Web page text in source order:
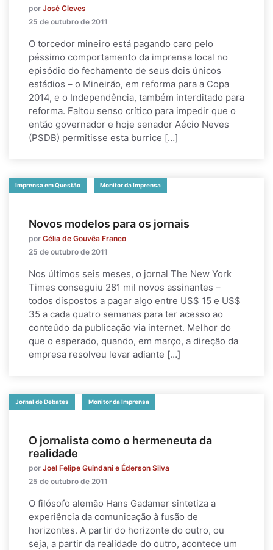
por José Cleves
25 de outubro de 2011
O torcedor mineiro está pagando caro pelo
péssimo comportamento da imprensa local no
episódio do fechamento de seus dois únicos
estádios – o Mineirão, em reforma para a Copa
2014, e o Independência, também interditado para
reforma. Faltou senso crítico para impedir que o
então governador e hoje senador Aécio Neves
(PSDB) permitisse esta burrice […]
Imprensa em Questão Monitor da Imprensa
Novos modelos para os jornais
por Célia de Gouvêa Franco
25 de outubro de 2011
Nos últimos seis meses, o jornal The New York
Times conseguiu 281 mil novos assinantes –
todos dispostos a pagar algo entre US$ 15 e US$
35 a cada quatro semanas para ter acesso ao
conteúdo da publicação via internet. Melhor do
que o esperado, quando, em março, a direção da
empresa resolveu levar adiante […]
Jornal de Debates Monitor da Imprensa
O jornalista como o hermeneuta da
realidade
por Joel Felipe Guindani e Éderson Silva
25 de outubro de 2011
O filósofo alemão Hans Gadamer sintetiza a
experiência da comunicação à fusão de
horizontes. A partir do horizonte do outro, ou
seja, a partir da realidade do outro, acontece um